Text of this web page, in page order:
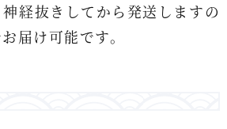
経抜きしてから発送しますの
届け可能です。